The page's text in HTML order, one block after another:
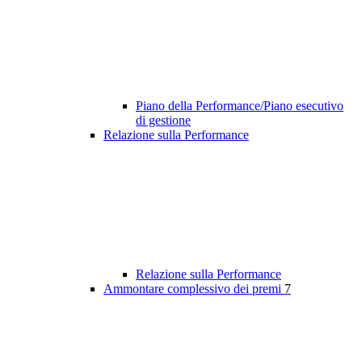
Piano della Performance/Piano esecutivo
di gestione
Relazione sulla Performance
Relazione sulla Performance
Ammontare complessivo dei premi 7